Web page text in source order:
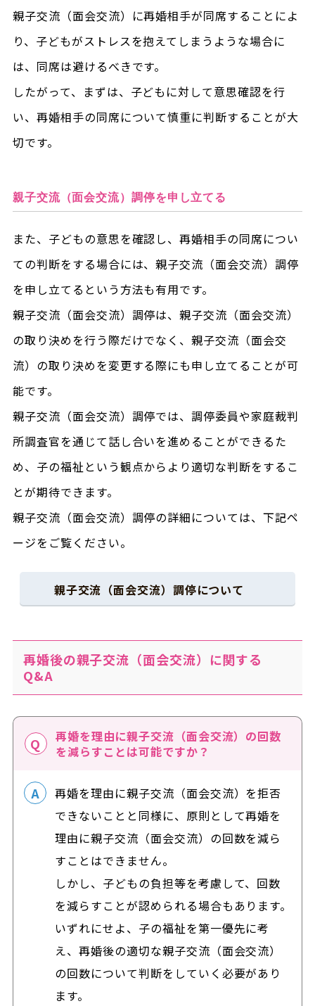
親子交流（面会交流）に再婚相手が同席することによ
り、子どもがストレスを抱えてしまうような場合に
は、同席は避けるべきです。
したがって、まずは、子どもに対して意思確認を行
い、再婚相手の同席について慎重に判断することが大
切です。
親子交流（面会交流）調停を申し立てる
また、子どもの意思を確認し、再婚相手の同席につい
ての判断をする場合には、親子交流（面会交流）調停
を申し立てるという方法も有用です。
親子交流（面会交流）調停は、親子交流（面会交流）
の取り決めを行う際だけでなく、親子交流（面会交
流）の取り決めを変更する際にも申し立てることが可
能です。
親子交流（面会交流）調停では、調停委員や家庭裁判
所調査官を通じて話し合いを進めることができるた
め、子の福祉という観点からより適切な判断をするこ
とが期待できます。
親子交流（面会交流）調停の詳細については、下記ペ
ージをご覧ください。
親子交流（面会交流）調停について
再婚後の親子交流（面会交流）に関する
Q&A
再婚を理由に親子交流（面会交流）の回数
を減らすことは可能ですか？
再婚を理由に親子交流（面会交流）を拒否
できないことと同様に、原則として再婚を
理由に親子交流（面会交流）の回数を減ら
すことはできません。
しかし、子どもの負担等を考慮して、回数
を減らすことが認められる場合もあります。
いずれにせよ、子の福祉を第一優先に考
え、再婚後の適切な親子交流（面会交流）
の回数について判断をしていく必要があり
ます。